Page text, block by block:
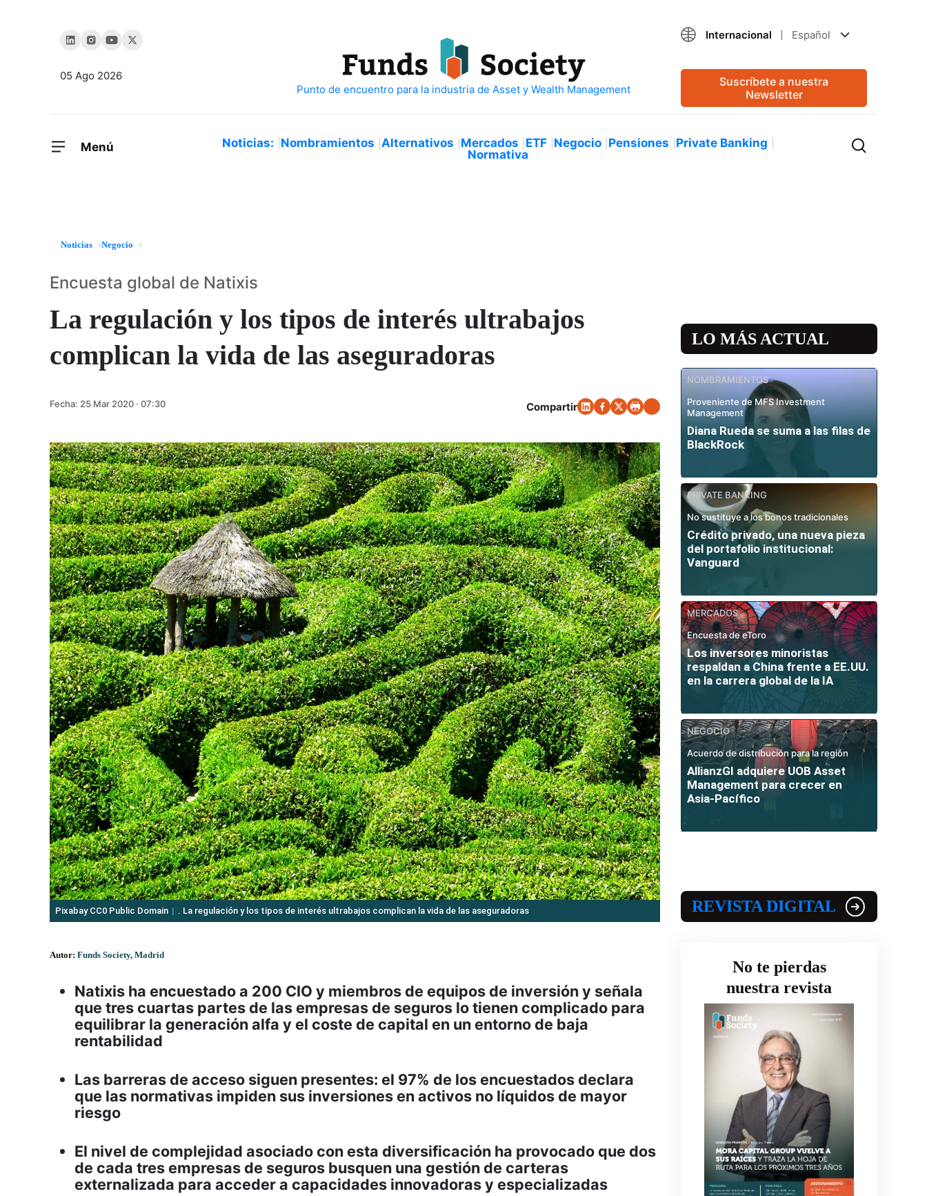
05 Ago 2026
Internacional Español
Suscríbete a nuestra
Newsletter
Menú Noticias: Nombramientos Alternativos Mercados ETF Negocio Pensiones Private Banking
Normativa
Noticias Negocio
La regulación y los tipos de interés ultrabajos
complican la vida de las aseguradoras
Encuesta global de Natixis
Fecha: 25 Mar 2020 · 07:30 Compartir
Pixabay CC0 Public Domain . La regulación y los tipos de interés ultrabajos complican la vida de las aseguradoras
Autor: Funds Society, Madrid
Natixis ha encuestado a 200 CIO y miembros de equipos de inversión y señala
que tres cuartas partes de las empresas de seguros lo tienen complicado para
equilibrar la generación alfa y el coste de capital en un entorno de baja
rentabilidad
Las barreras de acceso siguen presentes: el 97% de los encuestados declara
que las normativas impiden sus inversiones en activos no líquidos de mayor
riesgo
El nivel de complejidad asociado con esta diversificación ha provocado que dos
de cada tres empresas de seguros busquen una gestión de carteras
externalizada para acceder a capacidades innovadoras y especializadas
LO MÁS ACTUAL
NOMBRAMIENTOS
Proveniente de MFS Investment
Management
Diana Rueda se suma a las filas de
BlackRock
PRIVATE BANKING
No sustituye a los bonos tradicionales
Crédito privado, una nueva pieza
del portafolio institucional:
Vanguard
MERCADOS
Encuesta de eToro
Los inversores minoristas
respaldan a China frente a EE.UU.
en la carrera global de la IA
NEGOCIO
Acuerdo de distribución para la región
AllianzGI adquiere UOB Asset
Management para crecer en
Asia-Pacífico
REVISTA DIGITAL
No te pierdas
nuestra revista